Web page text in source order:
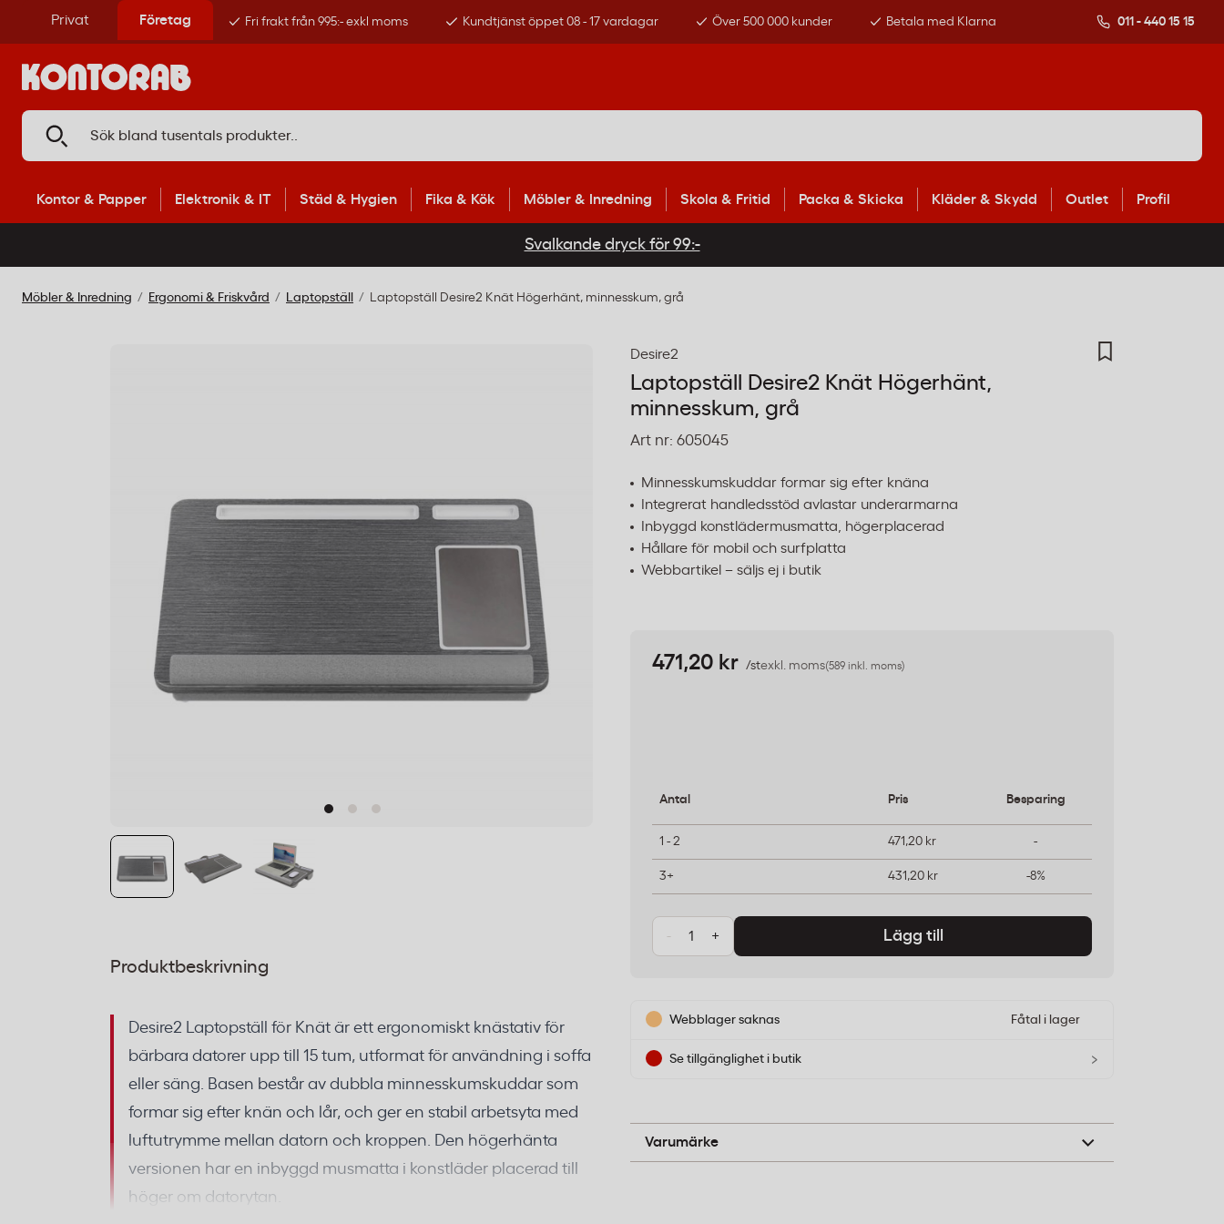
Privat Företag Fri frakt från 995:- exkl moms Kundtjänst öppet 08 - 17 vardagar Över 500 000 kunder Betala med Klarna 011 - 440 15 15
Kontor & Papper Elektronik & IT Städ & Hygien Fika & Kök Möbler & Inredning Skola & Fritid Packa & Skicka Kläder & Skydd Outlet Profil
Svalkande dryck för 99:-
Möbler & Inredning Ergonomi & Friskvård Laptopställ Laptopställ Desire2 Knät Högerhänt, minnesskum, grå
Produktbeskrivning
Desire2 Laptopställ för Knät är ett ergonomiskt knästativ för
bärbara datorer upp till 15 tum, utformat för användning i soffa
eller säng. Basen består av dubbla minnesskumskuddar som
formar sig efter knän och lår, och ger en stabil arbetsyta med
luftutrymme mellan datorn och kroppen. Den högerhänta
versionen har en inbyggd musmatta i konstläder placerad till
höger om datorytan.
Desire2
Laptopställ Desire2 Knät Högerhänt,
minnesskum, grå
Art nr: 605045
Minnesskumskuddar formar sig efter knäna
Integrerat handledsstöd avlastar underarmarna
Inbyggd konstlädermusmatta, högerplacerad
Hållare för mobil och surfplatta
Webbartikel – säljs ej i butik
471,20 kr /stexkl. moms(589 inkl. moms)
Antal Pris Besparing
1 - 2 471,20 kr -
3+ 431,20 kr -8%
- + Lägg till
Webblager saknas Fåtal i lager
Se tillgänglighet i butik ›
Varumärke
Desire2